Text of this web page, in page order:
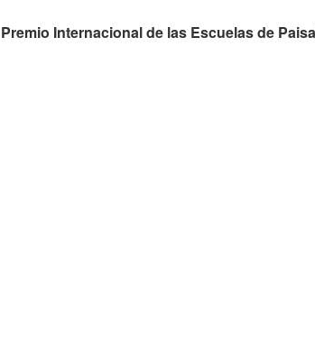
Internacional de las Escuelas de